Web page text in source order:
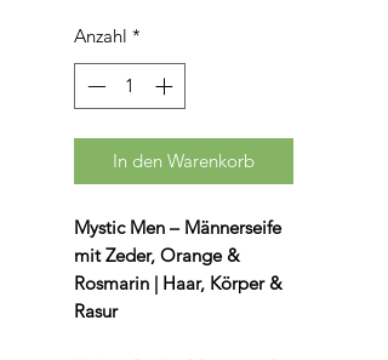
Anzahl *
In den Warenkorb
Mystic Men – Männerseife
mit Zeder, Orange &
Rosmarin | Haar, Körper &
Rasur